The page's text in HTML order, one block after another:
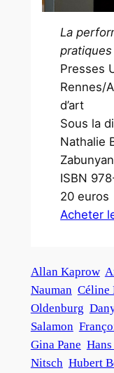
La
Presses
Rennes/
d’art
Sous la
Nathalie
Zabunyan
ISBN
20 euros
Acheter
Allan Kaprow
Nauman Céline
Oldenburg
Salamon
Gina Pane
Nitsch Hubert